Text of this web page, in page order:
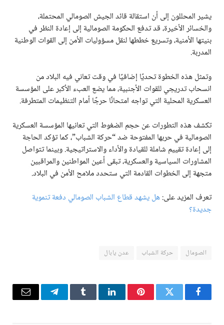
يشير المحللون إلى أن استقالة قائد الجيش الصومالي المحتملة،
والخسائر الأخيرة، قد تدفع الحكومة الصومالية إلى إعادة النظر في
بنيتها الأمنية، وتسريع خططها لنقل مسؤوليات الأمن إلى القوات الوطنية
المدربة.
وتمثل هذه الخطوة تحديًا إضافيًا في وقت تعاني فيه البلاد من
انسحاب تدريجي للقوات الأجنبية، مما يضع العبء الأكبر على المؤسسة
العسكرية المحلية التي تواجه امتحانًا حرجًا أمام التنظيمات المتطرفة.
تكشف هذه التطورات عن حجم الضغوط التي تعانيها المؤسسة العسكرية
الصومالية في حربها المفتوحة ضد “حركة الشباب”، كما تؤكد الحاجة
إلى إعادة تقييم شاملة للقيادة والأداء والاستراتيجية. وبينما تتواصل
المشاورات السياسية والعسكرية، تبقى أعين المواطنين والمراقبين
متجهة إلى الخطوات القادمة التي ستحدد ملامح الأمن في البلاد.
تعرف المزيد على:هل يشهد قطاع الشباب الصومالي دفعة تنموية
جديدة؟
الصومال حركة الشباب عدن يابال
فيسبوكتويتر بينتيريستلينكدإن Tumblr تيلقرام البريد